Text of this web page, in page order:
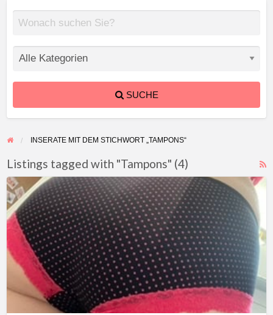
SUCHE
INSERATE MIT DEM STICHWORT „TAMPONS“
Listings tagged with "Tampons" (4)
Tampons,
Binden